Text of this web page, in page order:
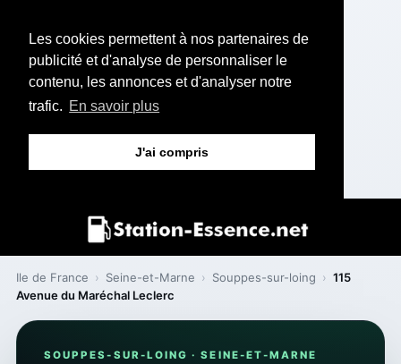
Les cookies permettent à nos partenaires de
publicité et d'analyse de personnaliser le
contenu, les annonces et d'analyser notre
trafic. En savoir plus
J'ai compris
Ile de France › Seine-et-Marne › Souppes-sur-loing › 115
Avenue du Maréchal Leclerc
SOUPPES-SUR-LOING · SEINE-ET-MARNE